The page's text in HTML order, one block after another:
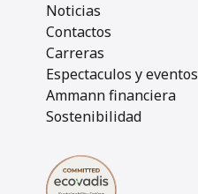
Noticias
Contactos
Carreras
Espectaculos y eventos
Ammann financiera
Sostenibilidad